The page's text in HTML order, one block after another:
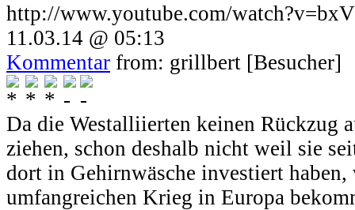
http://www.youtube.com/
11.03.14 @ 05:13
Kommentar from: grillbert [Besucher]
Da die Westalliierten keinen Rückzug
ziehen, schon deshalb nicht weil sie
dort in Gehirnwäsche investiert
umfangreichen Krieg in Europa